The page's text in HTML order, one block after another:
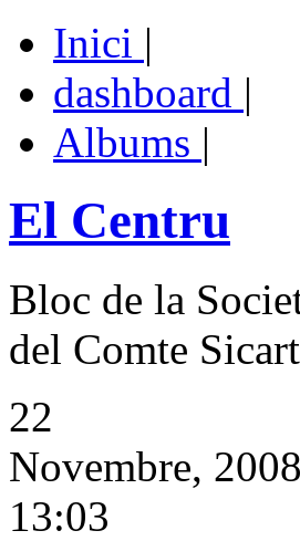
Inici |
dashboard |
Albums |
El Centru
Bloc de la
del Comte
22
Novembre, 2008
13:03